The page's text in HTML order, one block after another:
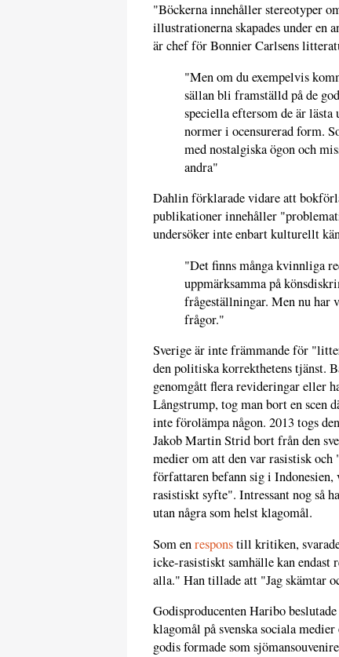
"Böckerna innehåller stereotyper
illustrationerna skapades under en
är chef för Bonnier Carlsens
"Men om du exempelvis
sällan bli framställd på de
speciella eftersom de är
normer i ocensurerad form.
med nostalgiska ögon och
andra"
Dahlin förklarade vidare att
publikationer innehåller
undersöker inte enbart kulturellt
"Det finns många kvinnliga
uppmärksamma på
frågeställningar. Men nu har
frågor."
Sverige är inte främmande för
den politiska korrekthetens tjänst.
genomgått flera revideringar eller
Långstrump, tog man bort en scen
inte förolämpa någon. 2013 togs
Jakob Martin Strid bort från den
medier om att den var rasistisk
författaren befann sig i
rasistiskt syfte". Intressant nog så
utan några som helst klagomål.
Som enresponstill kritiken,
icke-rasistiskt samhälle kan
alla." Han tillade att "Jag skämtar
Godisproducenten Haribo
klagomål på svenska sociala
godis formade som